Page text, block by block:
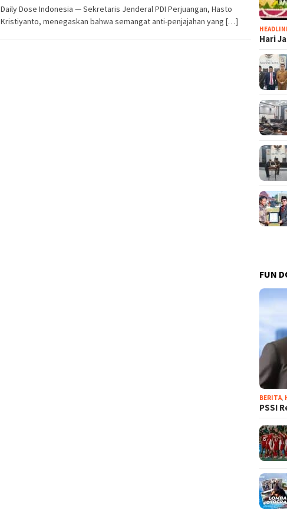
Daily Dose Indonesia — Sekretaris Jenderal PDI Perjuangan, Hasto
Kristiyanto, menegaskan bahwa semangat anti-penjajahan yang […]
Hari
FUN
BERITA
PSSI